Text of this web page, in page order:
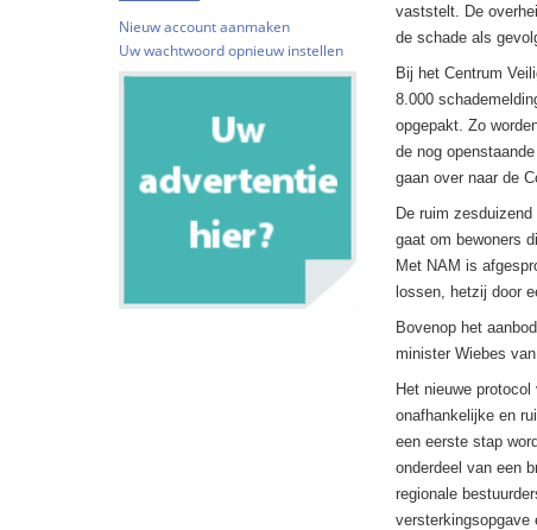
vaststelt. De
de schade als
Bij het Centrum
8.000
opgepakt. Zo
de nog
gaan over naar de
De ruim
gaat om bewoners
Met NAM is
lossen, hetzij door
Bovenop het
minister Wiebes
Het nieuwe
onafhankelijke en
een eerste stap
onderdeel van een
regionale
versterkingsopgave
Nieuw account aanmaken
Uw wachtwoord opnieuw instellen